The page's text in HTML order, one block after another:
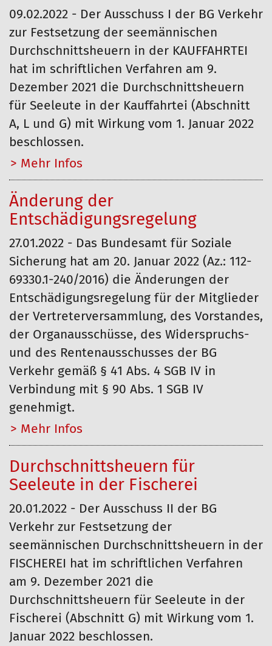
09.02.2022 - Der Ausschuss I der BG Verkehr
zur Festsetzung der seemännischen
Durchschnittsheuern in der KAUFFAHRTEI
hat im schriftlichen Verfahren am 9.
Dezember 2021 die Durchschnittsheuern
für Seeleute in der Kauffahrtei (Abschnitt
A, L und G) mit Wirkung vom 1. Januar 2022
beschlossen.
Mehr…
Änderung der
Entschädigungsregelung
27.01.2022 - Das Bundesamt für Soziale
Sicherung hat am 20. Januar 2022 (Az.: 112-
69330.1-240/2016) die Änderungen der
Entschädigungsregelung für der Mitglieder
der Vertreterversammlung, des Vorstandes,
der Organausschüsse, des Widerspruchs-
und des Rentenausschusses der BG
Verkehr gemäß § 41 Abs. 4 SGB IV in
Verbindung mit § 90 Abs. 1 SGB IV
genehmigt.
Mehr…
Durchschnittsheuern für
Seeleute in der Fischerei
20.01.2022 - Der Ausschuss II der BG
Verkehr zur Festsetzung der
seemännischen Durchschnittsheuern in der
FISCHEREI hat im schriftlichen Verfahren
am 9. Dezember 2021 die
Durchschnittsheuern für Seeleute in der
Fischerei (Abschnitt G) mit Wirkung vom 1.
Januar 2022 beschlossen.